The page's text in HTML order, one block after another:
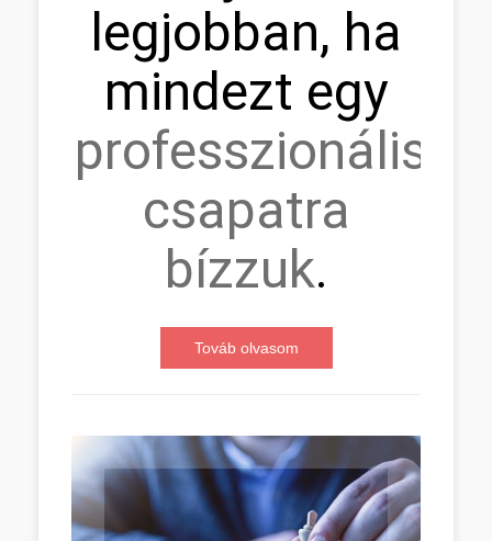
legjobban, ha
mindezt egy
professzionális
csapatra
bízzuk.
Továb olvasom